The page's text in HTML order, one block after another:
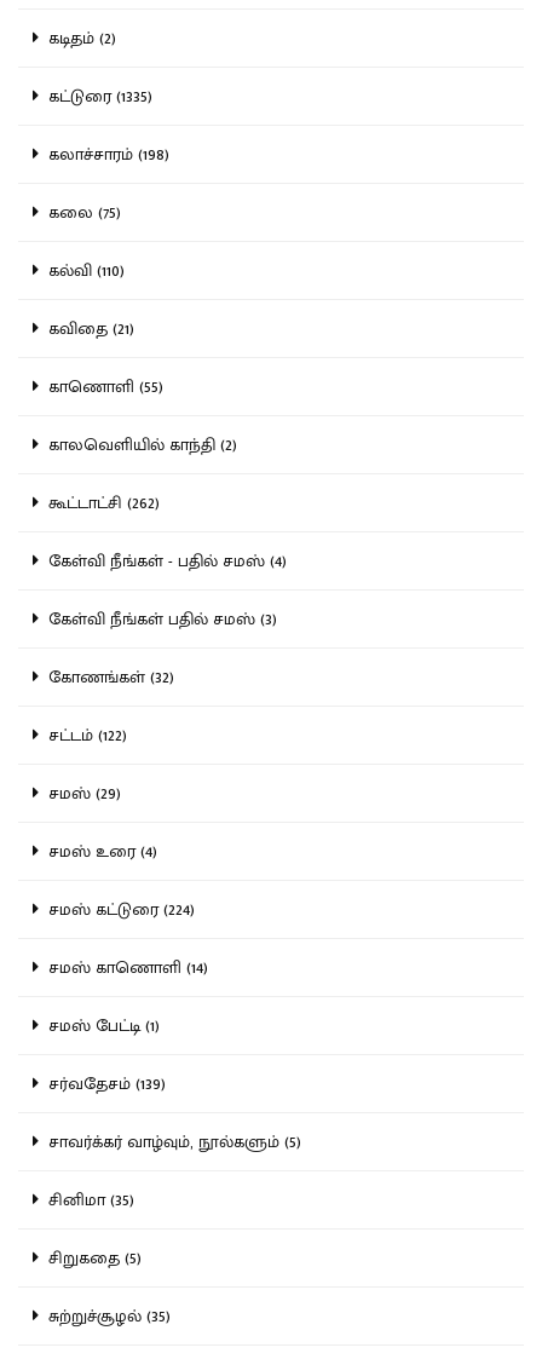
கடிதம் (2)
கட்டுரை (1335)
கலாச்சாரம் (198)
கலை (75)
கல்வி (110)
கவிதை (21)
காணொளி (55)
காலவெளியில் காந்தி (2)
கூட்டாட்சி (262)
கேள்வி நீங்கள் - பதில் சமஸ் (4)
கேள்வி நீங்கள் பதில் சமஸ் (3)
கோணங்கள் (32)
சட்டம் (122)
சமஸ் (29)
சமஸ் உரை (4)
சமஸ் கட்டுரை (224)
சமஸ் காணொளி (14)
சமஸ் பேட்டி (1)
சர்வதேசம் (139)
சாவர்க்கர் வாழ்வும், நூல்களும் (5)
சினிமா (35)
சிறுகதை (5)
சுற்றுச்சூழல் (35)